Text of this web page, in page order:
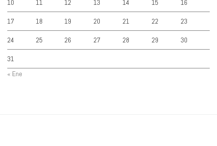
10 11 12 13 14 15 16
17 18 19 20 21 22 23
24 25 26 27 28 29 30
31
« Ene